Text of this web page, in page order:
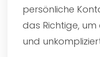
persönliche
das Richtige, um
und